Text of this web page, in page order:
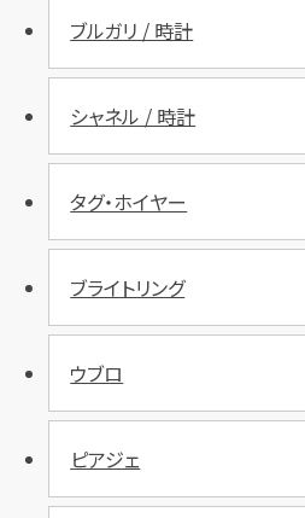
ブルガリ / 時計
シャネル / 時計
タグ・ホイヤー
ブライトリング
ウブロ
ピアジェ